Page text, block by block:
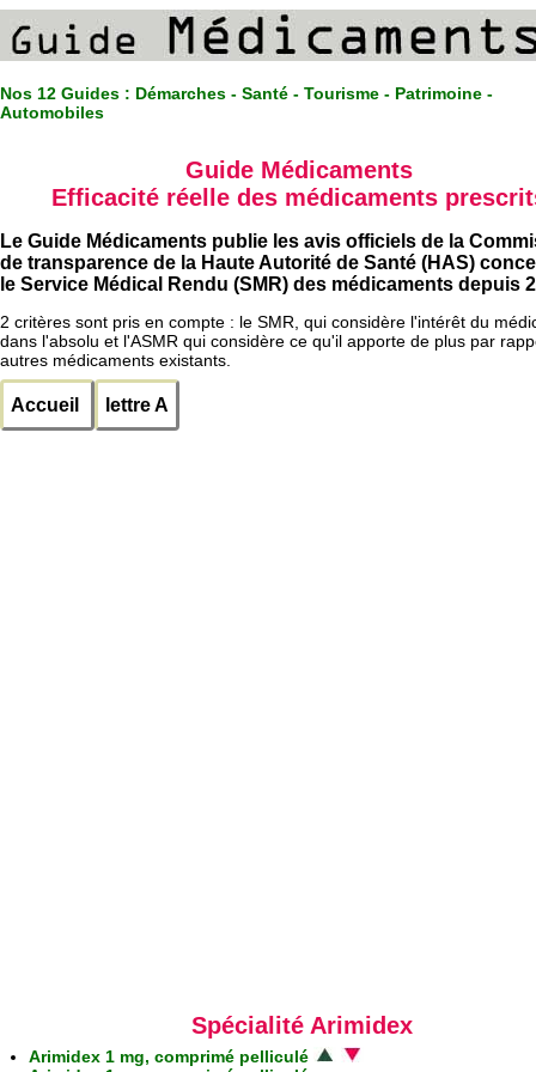
Nos 12 Guides : Démarches - Santé - Tourisme - Patrimoine -
Automobiles
Guide Médicaments
Efficacité réelle des médicaments
Le Guide Médicaments publie les avis officiels de la
de transparence de la Haute Autorité de Santé (HAS)
le Service Médical Rendu (SMR) des médicaments depuis
2 critères sont pris en compte : le SMR, qui considère l'intérêt du
dans l'absolu et l'ASMR qui considère ce qu'il apporte de plus par
autres médicaments existants.
Accueil lettre A
Spécialité Arimidex
Arimidex 1 mg, comprimé pelliculé